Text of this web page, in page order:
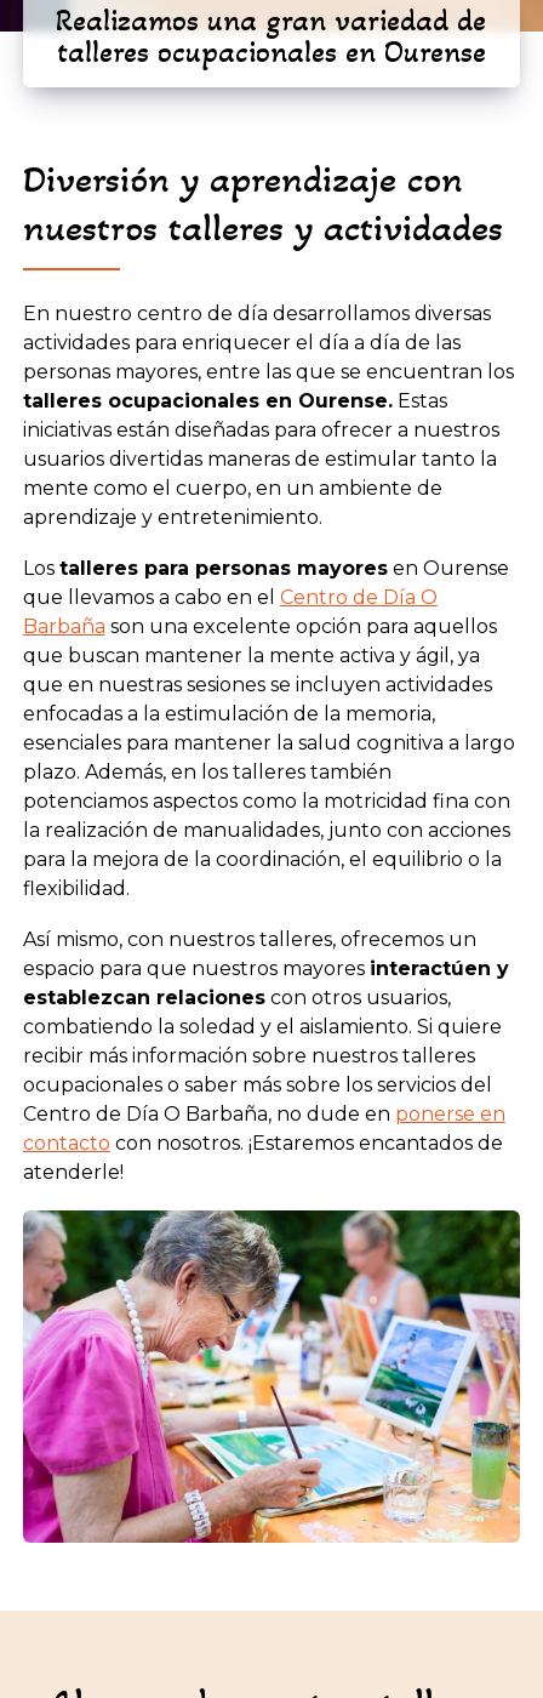
Realizamos una gran variedad de
talleres ocupacionales en Ourense
Diversión y aprendizaje con
nuestros talleres y actividades
En nuestro centro de día desarrollamos diversas
actividades para enriquecer el día a día de las
personas mayores, entre las que se encuentran los
talleres ocupacionales en Ourense.Estas
iniciativas están diseñadas para ofrecer a nuestros
usuarios divertidas maneras de estimular tanto la
mente como el cuerpo, en un ambiente de
aprendizaje y entretenimiento.
Los talleres para personas mayoresen Ourense
que llevamos a cabo en el Centro de Día O
Barbaña son una excelente opción para aquellos
que buscan mantener la mente activa y ágil, ya
que en nuestras sesiones se incluyen actividades
enfocadas a la estimulación de la memoria,
esenciales para mantener la salud cognitiva a largo
plazo. Además, en los talleres también
potenciamos aspectos como la motricidad fina con
la realización de manualidades, junto con acciones
para la mejora de la coordinación, el equilibrio o la
flexibilidad.
Así mismo, con nuestros talleres, ofrecemos un
espacio para que nuestros mayores interactúen y
establezcan relacionescon otros usuarios,
combatiendo la soledad y el aislamiento. Si quiere
recibir más información sobre nuestros talleres
ocupacionales o saber más sobre los servicios del
Centro de Día O Barbaña, no dude en ponerse en
contacto con nosotros. ¡Estaremos encantados de
atenderle!